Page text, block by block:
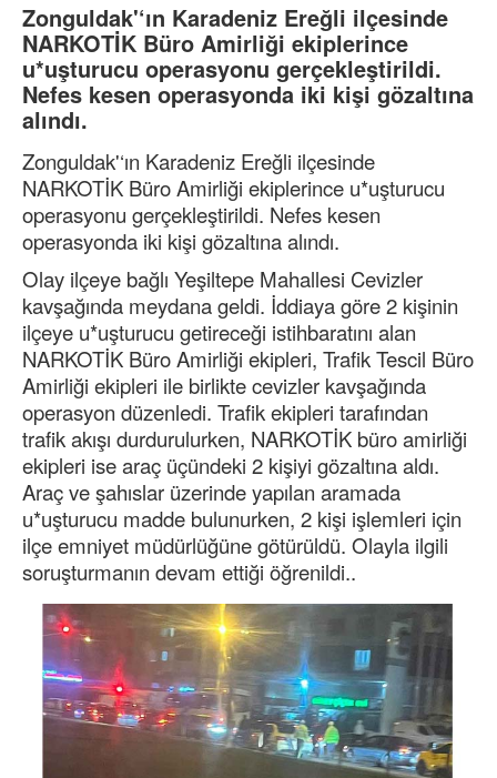
Zonguldak'‘ın Karadeniz Ereğli ilçesinde
NARKOTİK Büro Amirliği ekiplerince
u*uşturucu operasyonu gerçekleştirildi.
Nefes kesen operasyonda iki kişi gözaltına
alındı.
Zonguldak'‘ın Karadeniz Ereğli ilçesinde
NARKOTİK Büro Amirliği ekiplerince u*uşturucu
operasyonu gerçekleştirildi. Nefes kesen
operasyonda iki kişi gözaltına alındı.
Olay ilçeye bağlı Yeşiltepe Mahallesi Cevizler
kavşağında meydana geldi. İddiaya göre 2 kişinin
ilçeye u*uşturucu getireceği istihbaratını alan
NARKOTİK Büro Amirliği ekipleri, Trafik Tescil Büro
Amirliği ekipleri ile birlikte cevizler kavşağında
operasyon düzenledi. Trafik ekipleri tarafından
trafik akışı durdurulurken, NARKOTİK büro amirliği
ekipleri ise araç üçündeki 2 kişiyi gözaltına aldı.
Araç ve şahıslar üzerinde yapılan aramada
u*uşturucu madde bulunurken, 2 kişi işlemleri için
ilçe emniyet müdürlüğüne götürüldü. Olayla ilgili
soruşturmanın devam ettiği öğrenildi..